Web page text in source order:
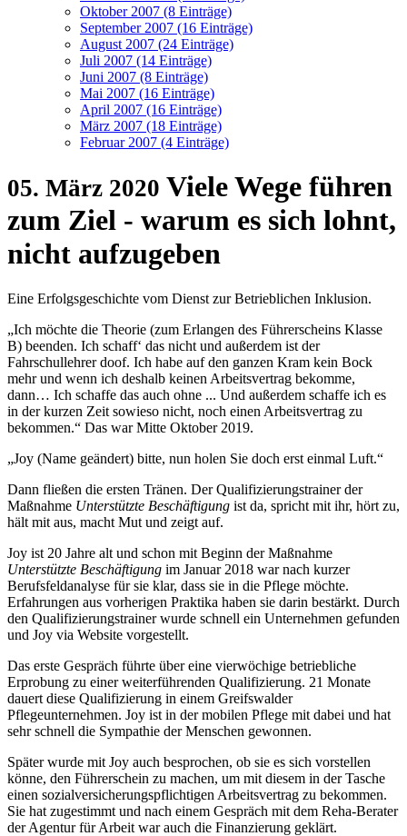
Oktober 2007 (8 Einträge)
September 2007 (16 Einträge)
August 2007 (24 Einträge)
Juli 2007 (14 Einträge)
Juni 2007 (8 Einträge)
Mai 2007 (16 Einträge)
April 2007 (16 Einträge)
März 2007 (18 Einträge)
Februar 2007 (4 Einträge)
05. März 2020 Viele Wege führen
zum Ziel - warum es sich lohnt,
nicht aufzugeben
Eine Erfolgsgeschichte vom Dienst zur Betrieblichen Inklusion.
„Ich möchte die Theorie (zum Erlangen des Führerscheins Klasse
B) beenden. Ich schaff‘ das nicht und außerdem ist der
Fahrschullehrer doof. Ich habe auf den ganzen Kram kein Bock
mehr und wenn ich deshalb keinen Arbeitsvertrag bekomme,
dann… Ich schaffe das auch ohne ... Und außerdem schaffe ich es
in der kurzen Zeit sowieso nicht, noch einen Arbeitsvertrag zu
bekommen.“ Das war Mitte Oktober 2019.
„Joy (Name geändert) bitte, nun holen Sie doch erst einmal Luft.“
Dann fließen die ersten Tränen. Der Qualifizierungstrainer der
Maßnahme Unterstützte Beschäftigung ist da, spricht mit ihr, hört zu,
hält mit aus, macht Mut und zeigt auf.
Joy ist 20 Jahre alt und schon mit Beginn der Maßnahme
Unterstützte Beschäftigung im Januar 2018 war nach kurzer
Berufsfeldanalyse für sie klar, dass sie in die Pflege möchte.
Erfahrungen aus vorherigen Praktika haben sie darin bestärkt. Durch
den Qualifizierungstrainer wurde schnell ein Unternehmen gefunden
und Joy via Website vorgestellt.
Das erste Gespräch führte über eine vierwöchige betriebliche
Erprobung zu einer weiterführenden Qualifizierung. 21 Monate
dauert diese Qualifizierung in einem Greifswalder
Pflegeunternehmen. Joy ist in der mobilen Pflege mit dabei und hat
sehr schnell die Sympathie der Menschen gewonnen.
Später wurde mit Joy auch besprochen, ob sie es sich vorstellen
könne, den Führerschein zu machen, um mit diesem in der Tasche
einen sozialversicherungspflichtigen Arbeitsvertrag zu bekommen.
Sie hat zugestimmt und nach einem Gespräch mit dem Reha-Berater
der Agentur für Arbeit war auch die Finanzierung geklärt.